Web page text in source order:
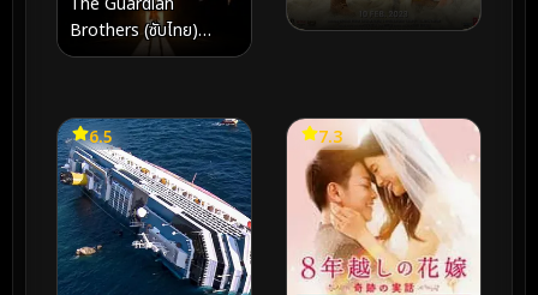
Brothers (ซับไทย)
(2016)
6.5 7.3